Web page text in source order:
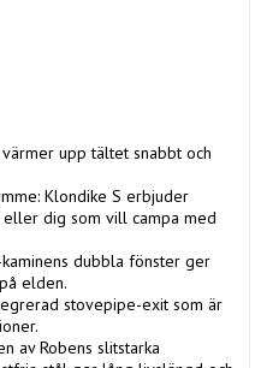
upp tältet snabbt och
Klondike S erbjuder
dig som vill campa med
dubbla fönster ger
elden.
stovepipe-exit som är
av Robens slitstarka